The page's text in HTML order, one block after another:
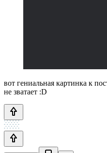
вот гениальная картинка к
не зватает :D